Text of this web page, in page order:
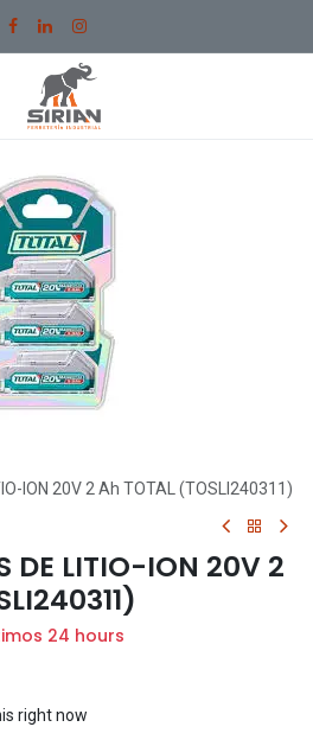
ION 20V 2 Ah TOTAL (TOSLI240311)
DE LITIO-ION 20V 2
24 hours
right now